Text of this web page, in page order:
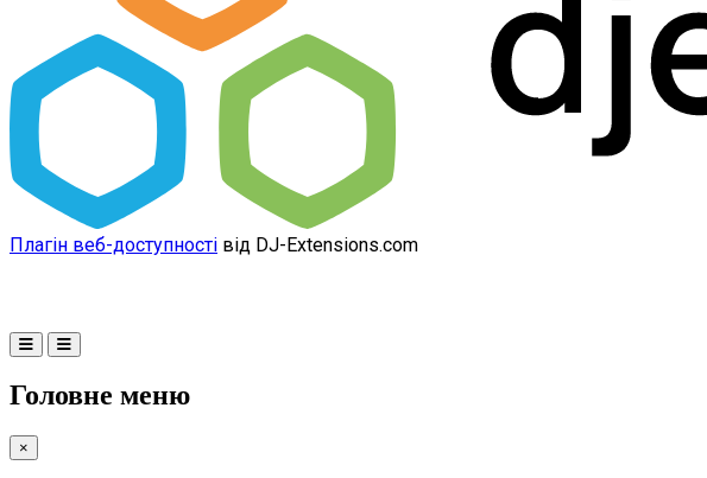
Плагін веб-доступності від DJ-Extensions.com
Головне меню
×